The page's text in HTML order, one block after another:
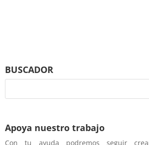
BUSCADOR
Apoya nuestro trabajo
Con tu ayuda podremos seguir